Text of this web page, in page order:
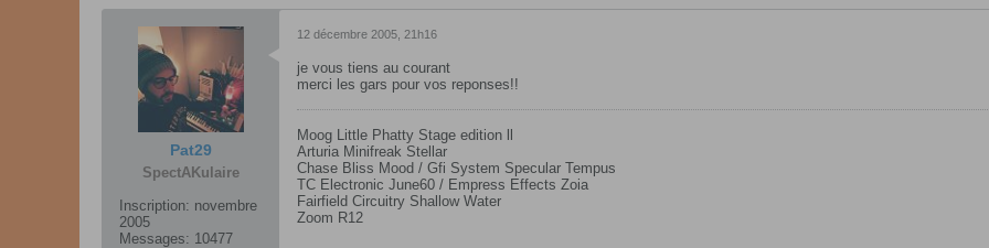
Pat29
SpectAKulaire
Inscription: novembre
2005
Messages: 10477
12 décembre 2005, 21h16
je vous tiens au courant
merci les gars pour vos reponses!!
Moog Little Phatty Stage edition ll
Arturia Minifreak Stellar
Chase Bliss Mood / Gfi System Specular Tempus
TC Electronic June60 / Empress Effects Zoia
Fairfield Circuitry Shallow Water
Zoom R12